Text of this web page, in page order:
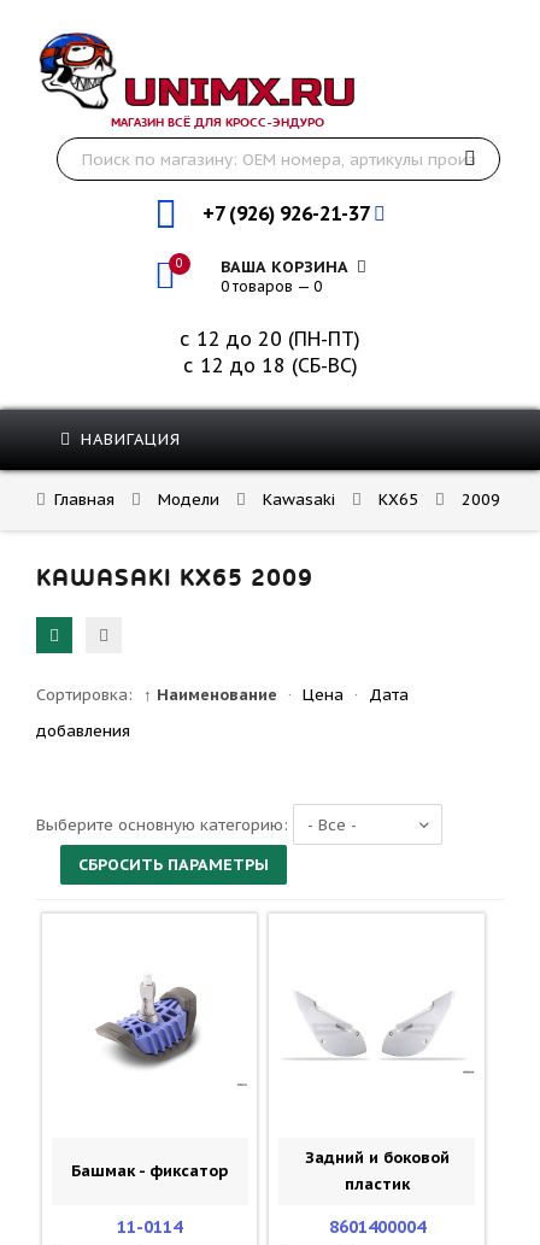
МАГАЗИН ВСЁ ДЛЯ КРОСС-ЭНДУРО
+7 (926) 926-21-37
0 ВАША КОРЗИНА
0 товаров — 0
с 12 до 20 (ПН-ПТ)
с 12 до 18 (СБ-ВС)
НАВИГАЦИЯ
Главная Модели Kawasaki KX65 2009
KAWASAKI KX65 2009
Сортировка: ↑ Наименование · Цена ·
Дата
добавления
Выберите основную категорию:
Башмак - фиксатор
11-0114
Задний и боковой
пластик
8601400004